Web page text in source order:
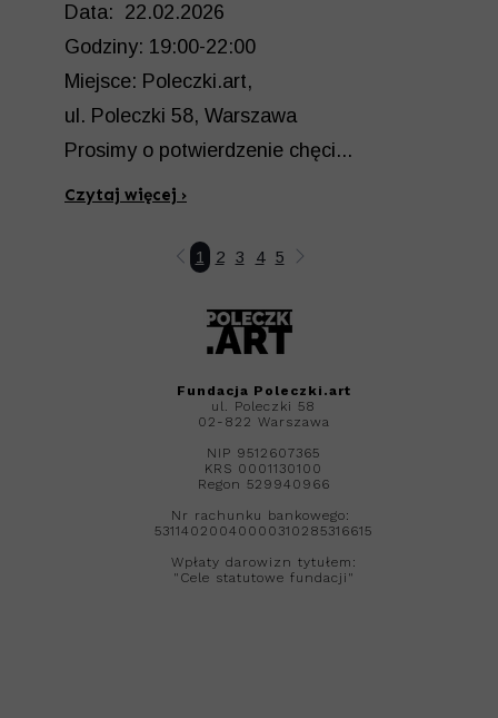
Data: 22.02.2026
Godziny: 19:00-22:00
Miejsce: Poleczki.art,
ul. Poleczki 58, Warszawa
Prosimy o potwierdzenie chęci...
Czytaj więcej ›
1 2 3 4 5
Fundacja Poleczki.art
ul. Poleczki 58
02-822 Warszawa
NIP 9512607365
KRS 0001130100
Regon 529940966
Nr rachunku bankowego:
53114020040000310285316615
Wpłaty darowizn tytułem:
"Cele statutowe fundacji"